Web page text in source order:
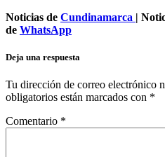
Noticias de Cundinamarca |
de WhatsApp
Deja una respuesta
Tu dirección de correo electrónico
obligatorios están marcados con *
Comentario *